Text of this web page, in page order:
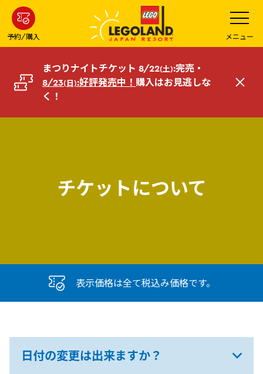
ン
コ
へ
予約/購入
メ
ニ
ュ
ー
を
開
メニュー
まつりナイトチケット 8/22(土):完売・
8/23(日):好評発売中！ 購入はお見逃しな
く！
閉
チケットについて
表示価格は全て税込み価格です。
日付の変更は出来ますか？